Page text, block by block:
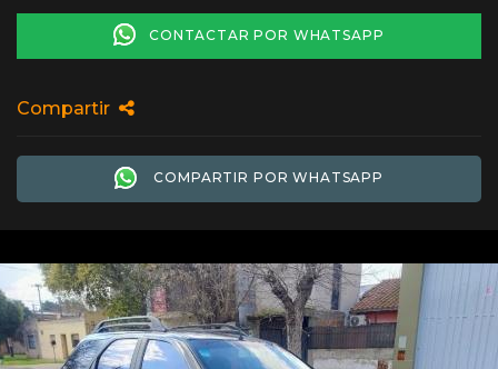
CONTACTAR POR WHATSAPP
Compartir
COMPARTIR POR WHATSAPP